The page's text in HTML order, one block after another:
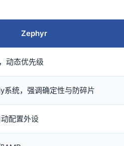
Zephyr
动态优先级
统，强调确定性与防碎片
配置外设